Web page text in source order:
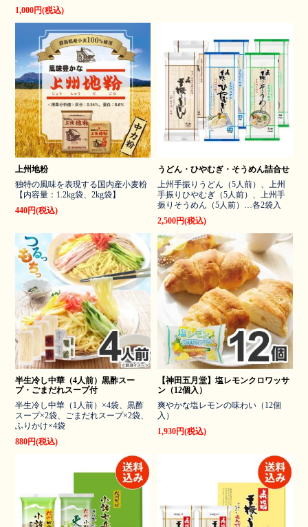
1,000円(税込)
上州地粉
独特の風味を表現する国内産小麦粉
【内容量：1.2kg袋、2kg袋】
440円(税込)
うどん・ひやむぎ・そうめん詰合せ
上州手振りうどん（5人前）、上州
手振りひやむぎ（5人前）、上州手
振りそうめん（5人前）…各2袋入
2,500円(税込)
半生冷し中華（4人前）黒酢スー
プ・ごまだれスープ付
半生冷し中華（1人前）×4袋、黒酢
スープ×2袋、ごまだれスープ×2袋、
ふりかけ×4袋
880円(税込)
【神田五月堂】塩レモンクロワッサ
ン（12個入）
爽やかな塩レモンの味わい（12個
入）
1,930円(税込)